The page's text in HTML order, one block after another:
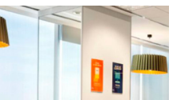
AMEX